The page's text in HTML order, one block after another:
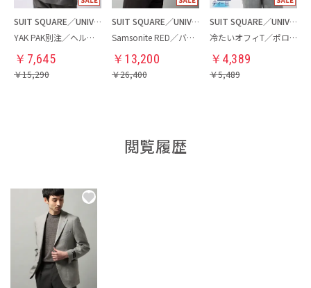
SUIT SQUARE／UNIVERSAL LANGUAGE
YAK PAK別注／ヘルメットバッグ
￥ 7,645
￥15,290
SUIT SQUARE／UNIVERSAL LANGUAGE
Samsonite RED／バックパック
￥ 13,200
￥26,400
SUIT SQUARE／UNIVERSAL LANGUAGE
冷たいオフィT／ポロシャツ
￥ 4,389
￥5,489
閲覧履歴